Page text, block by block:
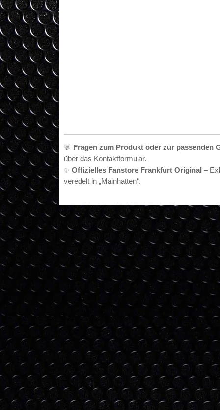
💬 Fragen zum Produkt oder zur passenden
über das Kontaktformular.
✨ Offizielles Fanstore Frankfurt Original –
veredelt in „Mainhatten“.